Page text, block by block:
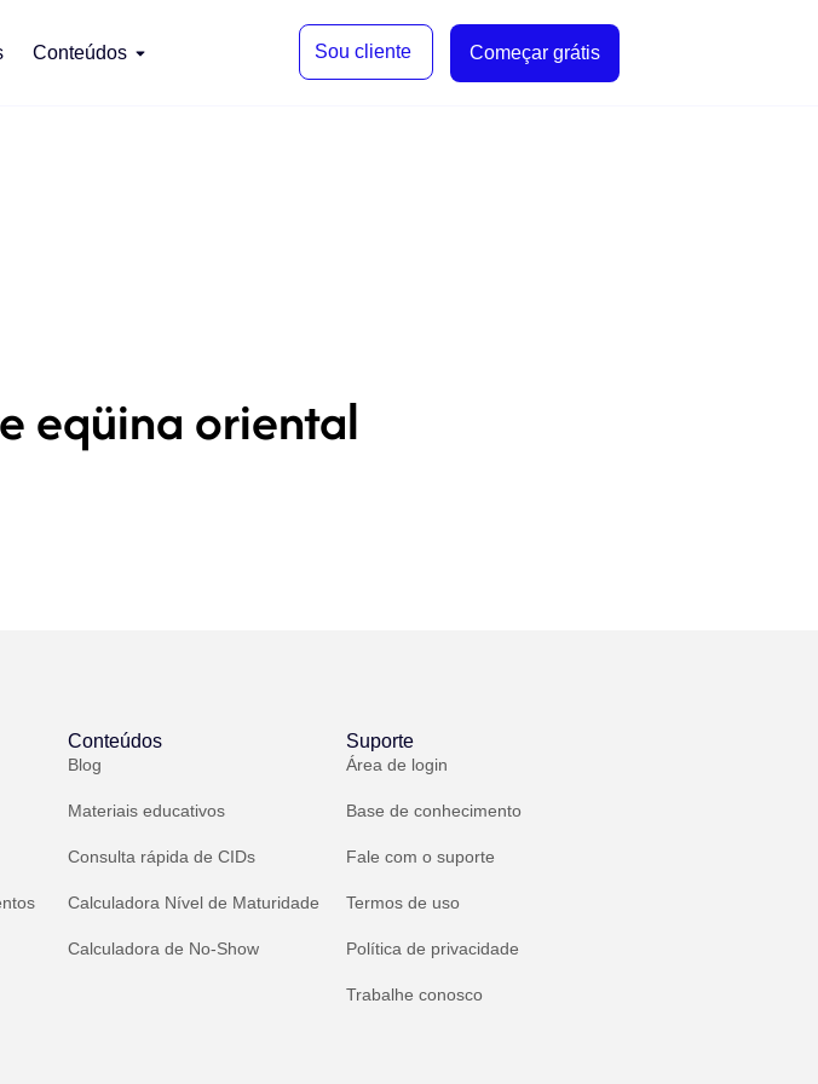
Conteúdos Sou cliente Começar grátis
eqüina oriental
Conteúdos
Blog
Materiais educativos
Consulta rápida de CIDs
Calculadora Nível de Maturidade
Calculadora de No-Show
Suporte
Área de login
Base de conhecimento
Fale com o suporte
Termos de uso
Política de privacidade
Trabalhe conosco